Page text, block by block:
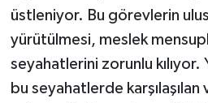
üstleniyor. Bu görevlerin
yürütülmesi, meslek
seyahatlerini zorunlu kılıyor.
bu seyahatlerde